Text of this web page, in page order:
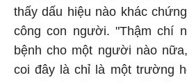
thấy dấu hiệu nào khác
công con người. "Thậm chí
bệnh cho một người nào
coi đây là chỉ là một trường